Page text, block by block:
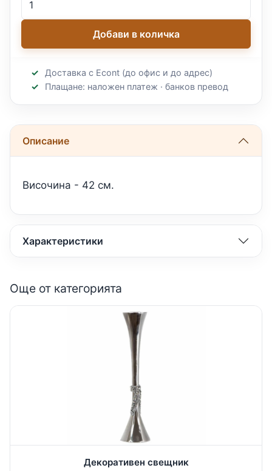
Добави в количка
Доставка с Econt (до офис и до адрес)
Плащане: наложен платеж · банков превод
Описание
Височинa - 42 см.
Характеристики
Още от категорията
Декоративен свещник